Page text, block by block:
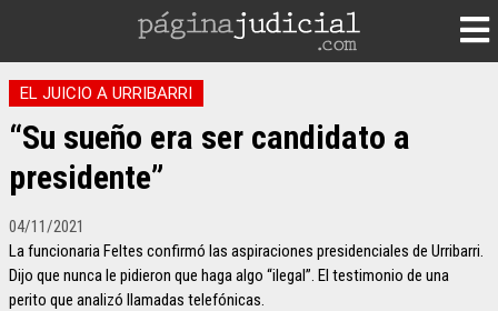
EL JUICIO A URRIBARRI
“Su sueño era ser candidato a
presidente”
04/11/2021
La funcionaria Feltes confirmó las aspiraciones presidenciales de Urribarri.
Dijo que nunca le pidieron que haga algo “ilegal”. El testimonio de una
perito que analizó llamadas telefónicas.